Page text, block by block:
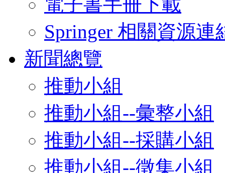
Springer 相關資源連
新聞總覽
推動小組
推動小組--彙整小組
推動小組--採購小組
推動小組--徵集小組